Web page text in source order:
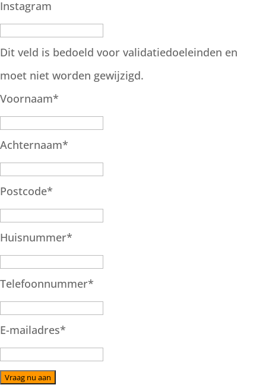
Instagram
Dit veld is bedoeld voor validatiedoeleinden en
moet niet worden gewijzigd.
Voornaam*
Achternaam*
Postcode*
Huisnummer*
Telefoonnummer*
E-mailadres*
Vraag nu aan